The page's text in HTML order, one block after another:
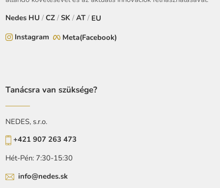
Nedes HU /CZ /SK / AT/ EU
Instagram
Meta(Facebook)
Tanácsra van szüksége?
NEDES, s.r.o.
+421 907 263 473
Hét-Pén: 7:30-15:30
info@nedes.sk